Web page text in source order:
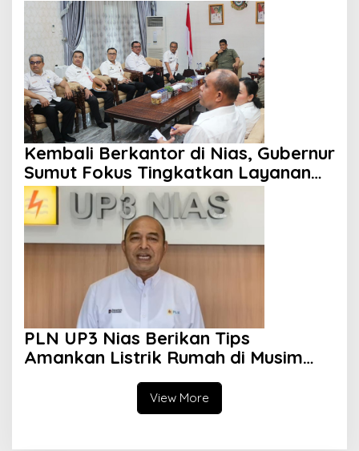
Kembali Berkantor di Nias, Gubernur
Sumut Fokus Tingkatkan Layanan
Kesehatan
PLN UP3 Nias Berikan Tips
Amankan Listrik Rumah di Musim
View More